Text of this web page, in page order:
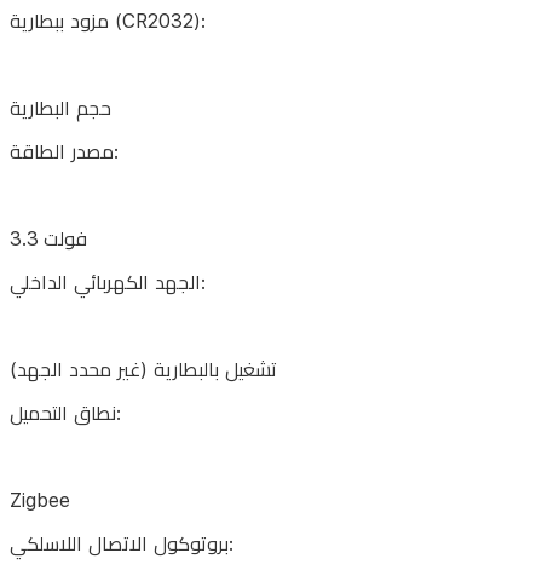
الجهد
محدد
نطاق
Zigbee
بروتوكول
مزود ببطارية (CR2032):
حجم البطارية
مصدر الطاقة:
3.3 فولت
الجهد الكهربائي الداخلي:
تشغيل بالبطارية (غير محدد الجهد)
نطاق التحميل:
Zigbee
بروتوكول الاتصال اللاسلكي: